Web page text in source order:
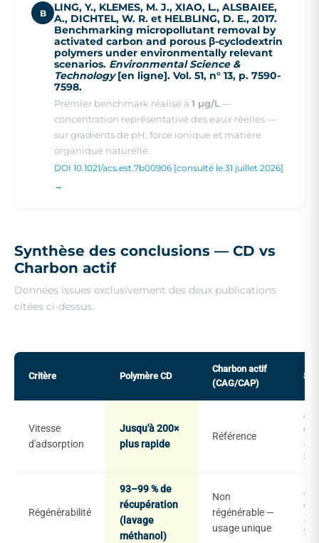
B
LING, Y., KLEMES, M. J., XIAO, L., ALSBAIEE,
A., DICHTEL, W. R. et HELBLING, D. E., 2017.
Benchmarking micropollutant removal by
activated carbon and porous β-cyclodextrin
polymers under environmentally relevant
scenarios. Environmental Science &
Technology[en ligne]. Vol. 51, n° 13, p. 7590-
7598.
Premier benchmark réalisé à 1 µg/L—
concentration représentative des eaux réelles —
sur gradients de pH, force ionique et matière
organique naturelle.
DOI 10.1021/acs.est.7b00906 [consulté le 31 juillet 2026]
→
Synthèse des conclusions — CD vs
Charbon actif
Données issues exclusivement des deux publications
citées ci-dessus.
Critère Polymère CD
Charbon actif
(CAG/CAP)
Vitesse
d'adsorption
Jusqu'à 200×
plus rapide
Référence
et
Régénérabilité
93–99 % de
récupération
(lavage
méthanol)
Non
régénérable —
usage unique
et